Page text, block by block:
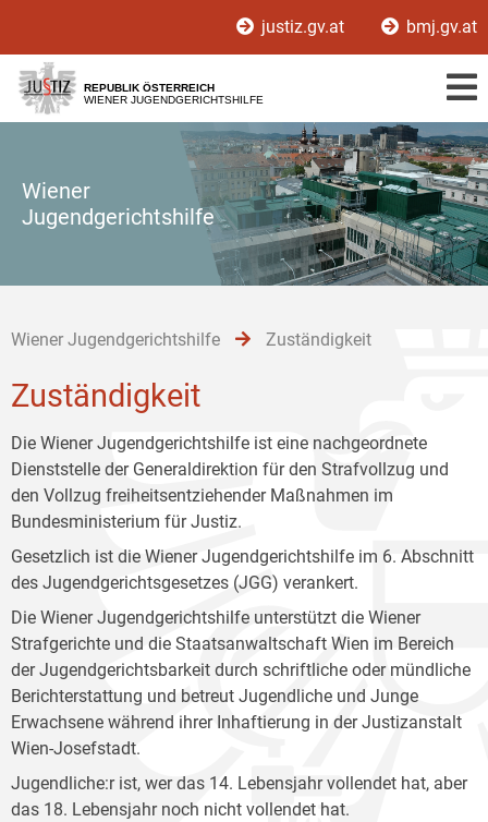
[1]
[2]
[3]
justiz.gv.at bmj.gv.at
REPUBLIK ÖSTERREICH
WIENER JUGENDGERICHTSHILFE
Wiener
Jugendgerichtshilfe
Wiener Jugendgerichtshilfe Zuständigkeit
Zuständigkeit
Die Wiener Jugendgerichtshilfe ist eine nachgeordnete
Dienststelle der Generaldirektion für den Strafvollzug und
den Vollzug freiheitsentziehender Maßnahmen im
Bundesministerium für Justiz.
Gesetzlich ist die Wiener Jugendgerichtshilfe im 6. Abschnitt
des Jugendgerichtsgesetzes (JGG) verankert.
Die Wiener Jugendgerichtshilfe unterstützt die Wiener
Strafgerichte und die Staatsanwaltschaft Wien im Bereich
der Jugendgerichtsbarkeit durch schriftliche oder mündliche
Berichterstattung und betreut Jugendliche und Junge
Erwachsene während ihrer Inhaftierung in der Justizanstalt
Wien-Josefstadt.
Jugendliche:r ist, wer das 14. Lebensjahr vollendet hat, aber
das 18. Lebensjahr noch nicht vollendet hat.